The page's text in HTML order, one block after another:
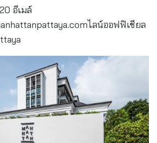
อีเมล์
ไลน์ออฟฟิเชียล